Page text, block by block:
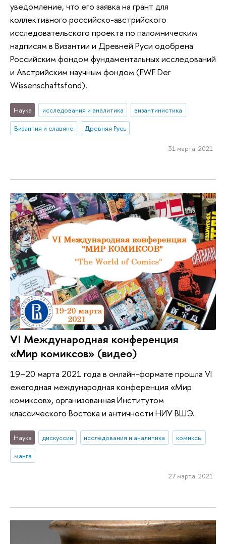
уведомление, что его заявка на грант для
коллективного российско-австрийского
исследовательского проекта по паломническим
надписям в Византии и Древней Руси одобрена
Российским фондом фундаментальных исследований
и Австрийским научным фондом (FWF Der
Wissensсhaftsfond).
Наука исследования и аналитика
византинистика
Византия и славяне
Древняя Русь
31 марта 2021
VI Международная конференция
«Мир комиксов» (видео)
19–20 марта 2021 года в онлайн-формате прошла VI
ежегодная международная конференция «Мир
комиксов», организованная Институтом
классического Востока и античности НИУ ВШЭ.
Наука дискуссии исследования и аналитика
комиксы
манга
27 марта 2021